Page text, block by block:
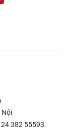
Nội
382 55593.